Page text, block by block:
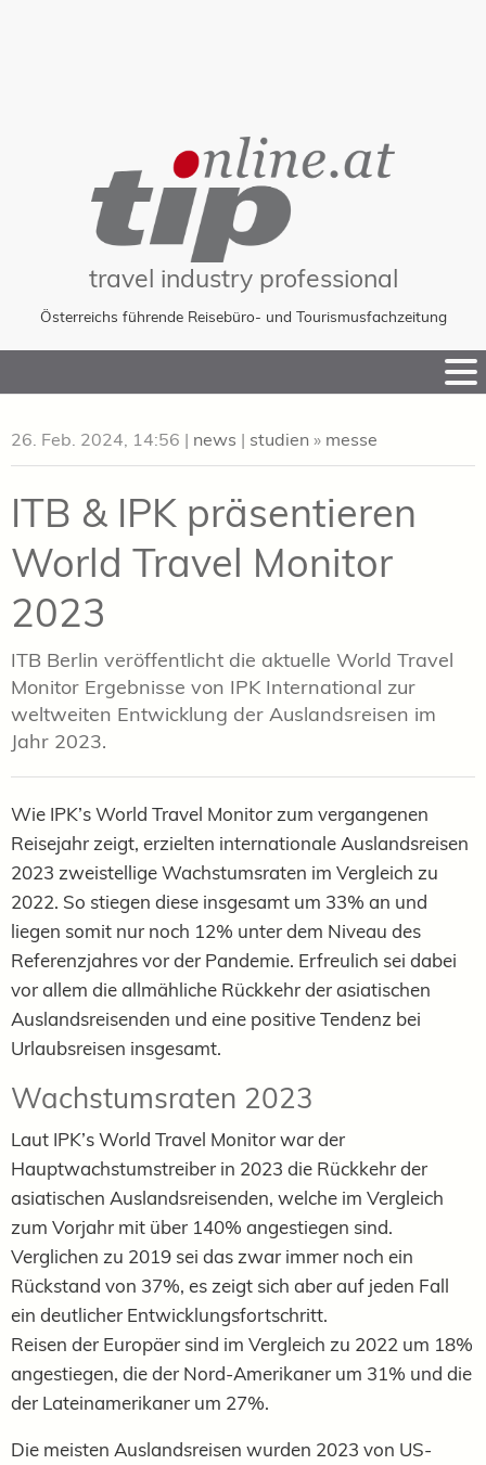
travel industry professional
Österreichs führende Reisebüro- und Tourismusfachzeitung
to
26. Feb. 2024, 14:56 | news | studien » messe
ITB & IPK präsentieren
World Travel Monitor
2023
ITB Berlin veröffentlicht die aktuelle World Travel
Monitor Ergebnisse von IPK International zur
weltweiten Entwicklung der Auslandsreisen im
Jahr 2023.
Wie IPK’s World Travel Monitor zum vergangenen
Reisejahr zeigt, erzielten internationale Auslandsreisen
2023 zweistellige Wachstumsraten im Vergleich zu
2022. So stiegen diese insgesamt um 33% an und
liegen somit nur noch 12% unter dem Niveau des
Referenzjahres vor der Pandemie. Erfreulich sei dabei
vor allem die allmähliche Rückkehr der asiatischen
Auslandsreisenden und eine positive Tendenz bei
Urlaubsreisen insgesamt.
Wachstumsraten 2023
Laut IPK’s World Travel Monitor war der
Hauptwachstumstreiber in 2023 die Rückkehr der
asiatischen Auslandsreisenden, welche im Vergleich
zum Vorjahr mit über 140% angestiegen sind.
Verglichen zu 2019 sei das zwar immer noch ein
Rückstand von 37%, es zeigt sich aber auf jeden Fall
ein deutlicher Entwicklungsfortschritt.
Reisen der Europäer sind im Vergleich zu 2022 um 18%
angestiegen, die der Nord-Amerikaner um 31% und die
der Lateinamerikaner um 27%.
Die meisten Auslandsreisen wurden 2023 von US-